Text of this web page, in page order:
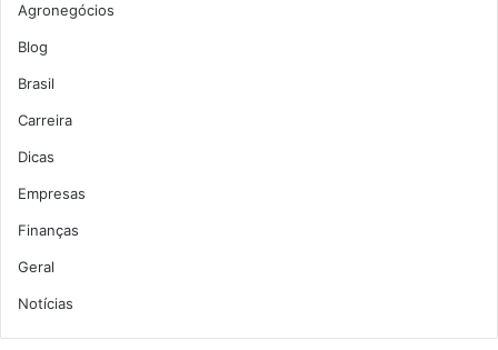
Agronegócios
Blog
Brasil
Carreira
Dicas
Empresas
Finanças
Geral
Notícias